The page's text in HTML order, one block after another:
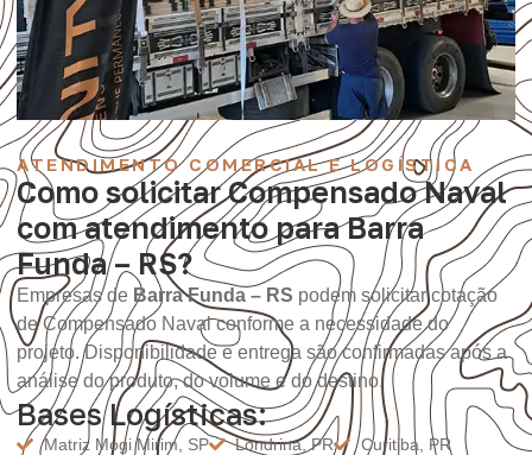
ATENDIMENTO COMERCIAL E LOGÍSTICA
Como solicitar Compensado Naval
com atendimento para Barra
Funda – RS?
Empresas de Barra Funda – RS podem solicitar cotação
de Compensado Naval conforme a necessidade do
projeto. Disponibilidade e entrega são confirmadas após a
análise do produto, do volume e do destino.
Bases Logísticas:
Matriz Mogi Mirim, SP Londrina, PR
Curitiba, PR